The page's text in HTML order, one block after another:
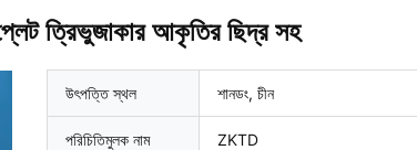
ত্রিভুজাকার আকৃতির ছিদ্র সহ
উৎপত্তি স্থল শানডং, চীন
পরিচিতিমুলক নাম ZKTD